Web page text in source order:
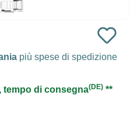
più spese di spedizione
tempo di consegna(DE) **